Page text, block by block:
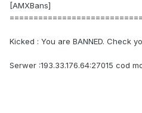
[AMXBans]
Kicked : You are BANNED. Check
Serwer :193.33.176.64:27015 cod